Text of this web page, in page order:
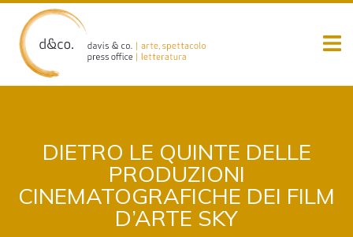
content
DIETRO LE QUINTE DELLE
PRODUZIONI
CINEMATOGRAFICHE DEI FILM
D’ARTE SKY